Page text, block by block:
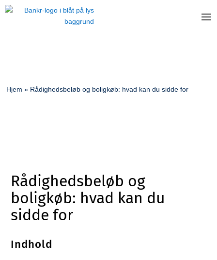
Hjem » Rådighedsbeløb og boligkøb: hvad kan du sidde for
Rådighedsbeløb og
boligkøb: hvad kan du
sidde for
Indhold